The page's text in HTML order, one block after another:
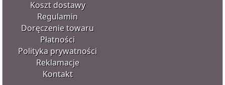
Koszt dostawy
Regulamin
Doręczenie towaru
Płatności
Polityka prywatności
Reklamacje
Kontakt